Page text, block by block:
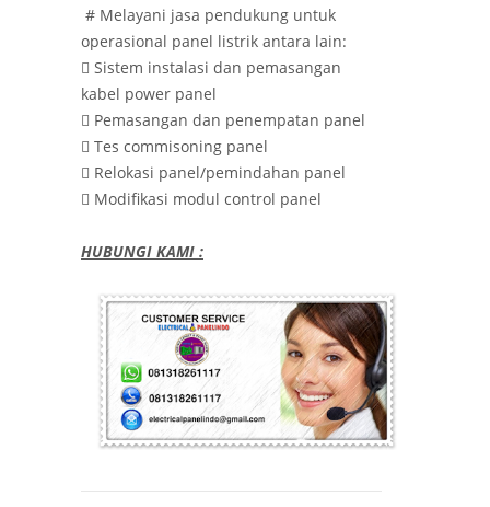
# Melayani jasa pendukung untuk
operasional panel listrik antara lain:
 Sistem instalasi dan pemasangan
kabel power panel
 Pemasangan dan penempatan panel
 Tes commisoning panel
 Relokasi panel/pemindahan panel
 Modifikasi modul control panel
HUBUNGI KAMI :